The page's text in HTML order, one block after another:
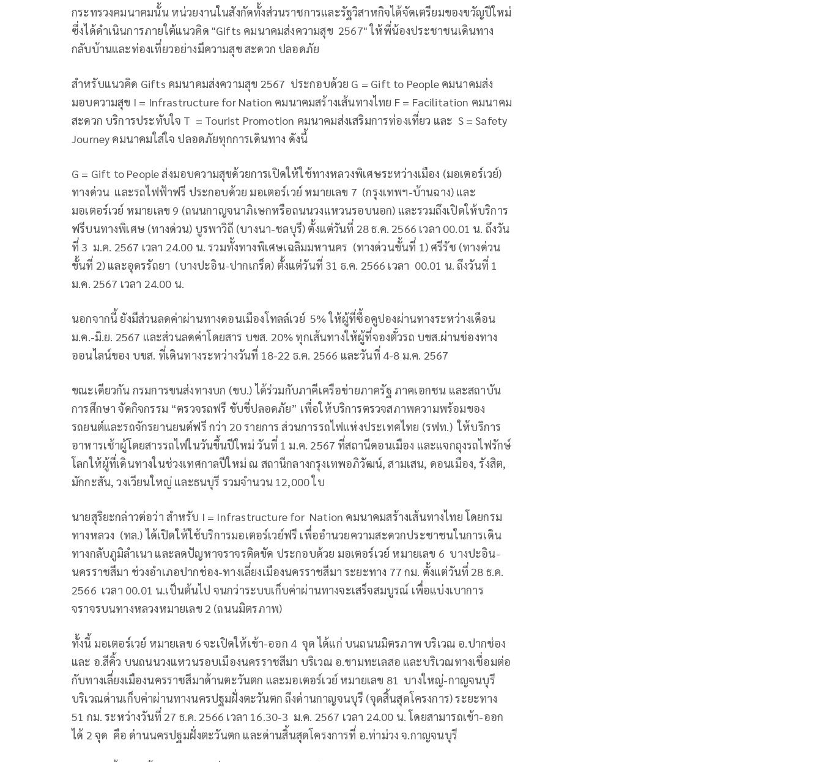
กระทรวงคมนาคมนั้น หน่วยงานในสังกัดทั้งส่วนราชการและรัฐวิสาหกิจได้จัดเตรียมของขวัญปีใหม่
ซึ่งได้ดำเนินการภายใต้แนวคิด "Gifts คมนาคมส่งความสุข 2567" ให้พี่น้องประชาชนเดินทาง
กลับบ้านและท่องเที่ยวอย่างมีความสุข สะดวก ปลอดภัย
สำหรับแนวคิด Gifts คมนาคมส่งความสุข 2567 ประกอบด้วย G = Gift to People คมนาคมส่ง
มอบความสุข I = Infrastructure for Nation คมนาคมสร้างเส้นทางไทย F = Facilitation คมนาคม
สะดวก บริการประทับใจ T = Tourist Promotion คมนาคมส่งเสริมการท่องเที่ยว และ S = Safety
Journey คมนาคมใส่ใจ ปลอดภัยทุกการเดินทาง ดังนี้
G = Gift to People ส่งมอบความสุขด้วยการเปิดให้ใช้ทางหลวงพิเศษระหว่างเมือง (มอเตอร์เวย์)
ทางด่วน และรถไฟฟ้าฟรี ประกอบด้วย มอเตอร์เวย์ หมายเลข 7 (กรุงเทพฯ-บ้านฉาง) และ
มอเตอร์เวย์ หมายเลข 9 (ถนนกาญจนาภิเษกหรือถนนวงแหวนรอบนอก) และรวมถึงเปิดให้บริการ
ฟรีบนทางพิเศษ (ทางด่วน) บูรพาวิถี (บางนา-ชลบุรี) ตั้งแต่วันที่ 28 ธ.ค. 2566 เวลา 00.01 น. ถึงวัน
ที่ 3 ม.ค. 2567 เวลา 24.00 น. รวมทั้งทางพิเศษเฉลิมมหานคร (ทางด่วนขั้นที่ 1) ศรีรัช (ทางด่วน
ขั้นที่ 2) และอุดรรัถยา (บางปะอิน-ปากเกร็ด) ตั้งแต่วันที่ 31 ธ.ค. 2566 เวลา 00.01 น. ถึงวันที่ 1
ม.ค. 2567 เวลา 24.00 น.
นอกจากนี้ ยังมีส่วนลดค่าผ่านทางดอนเมืองโทลล์เวย์ 5% ให้ผู้ที่ซื้อคูปองผ่านทางระหว่างเดือน
ม.ค.-มิ.ย. 2567 และส่วนลดค่าโดยสาร บขส. 20% ทุกเส้นทางให้ผู้ที่จองตั๋วรถ บขส.ผ่านช่องทาง
ออนไลน์ของ บขส. ที่เดินทางระหว่างวันที่ 18-22 ธ.ค. 2566 และวันที่ 4-8 ม.ค. 2567
ขณะเดียวกัน กรมการขนส่งทางบก (ขบ.) ได้ร่วมกับภาคีเครือข่ายภาครัฐ ภาคเอกชน และสถาบัน
การศึกษา จัดกิจกรรม “ตรวจรถฟรี ขับขี่ปลอดภัย” เพื่อให้บริการตรวจสภาพความพร้อมของ
รถยนต์และรถจักรยานยนต์ฟรี กว่า 20 รายการ ส่วนการรถไฟแห่งประเทศไทย (รฟท.) ให้บริการ
อาหารเช้าผู้โดยสารรถไฟในวันขึ้นปีใหม่ วันที่ 1 ม.ค. 2567 ที่สถานีดอนเมือง และแจกถุงรถไฟรักษ์
โลกให้ผู้ที่เดินทางในช่วงเทศกาลปีใหม่ ณ สถานีกลางกรุงเทพอภิวัฒน์, สามเสน, ดอนเมือง, รังสิต,
มักกะสัน, วงเวียนใหญ่ และธนบุรี รวมจำนวน 12,000 ใบ
นายสุริยะกล่าวต่อว่า สำหรับ I = Infrastructure for Nation คมนาคมสร้างเส้นทางไทย โดยกรม
ทางหลวง (ทล.) ได้เปิดให้ใช้บริการมอเตอร์เวย์ฟรี เพื่ออำนวยความสะดวกประชาชนในการเดิน
ทางกลับภูมิลำเนา และลดปัญหาจราจรติดขัด ประกอบด้วย มอเตอร์เวย์ หมายเลข 6 บางปะอิน-
นครราชสีมา ช่วงอำเภอปากช่อง-ทางเลี่ยงเมืองนครราชสีมา ระยะทาง 77 กม. ตั้งแต่วันที่ 28 ธ.ค.
2566 เวลา 00.01 น.เป็นต้นไป จนกว่าระบบเก็บค่าผ่านทางจะเสร็จสมบูรณ์ เพื่อแบ่งเบาการ
จราจรบนทางหลวงหมายเลข 2 (ถนนมิตรภาพ)
ทั้งนี้ มอเตอร์เวย์ หมายเลข 6 จะเปิดให้เข้า-ออก 4 จุด ได้แก่ บนถนนมิตรภาพ บริเวณ อ.ปากช่อง
และ อ.สีคิ้ว บนถนนวงแหวนรอบเมืองนครราชสีมา บริเวณ อ.ขามทะเลสอ และบริเวณทางเชื่อมต่อ
กับทางเลี่ยงเมืองนครราชสีมาด้านตะวันตก และมอเตอร์เวย์ หมายเลข 81 บางใหญ่-กาญจนบุรี
บริเวณด่านเก็บค่าผ่านทางนครปฐมฝั่งตะวันตก ถึงด่านกาญจนบุรี (จุดสิ้นสุดโครงการ) ระยะทาง
51 กม. ระหว่างวันที่ 27 ธ.ค. 2566 เวลา 16.30-3 ม.ค. 2567 เวลา 24.00 น. โดยสามารถเข้า-ออก
ได้ 2 จุด คือ ด่านนครปฐมฝั่งตะวันตก และด่านสิ้นสุดโครงการที่ อ.ท่าม่วง จ.กาญจนบุรี